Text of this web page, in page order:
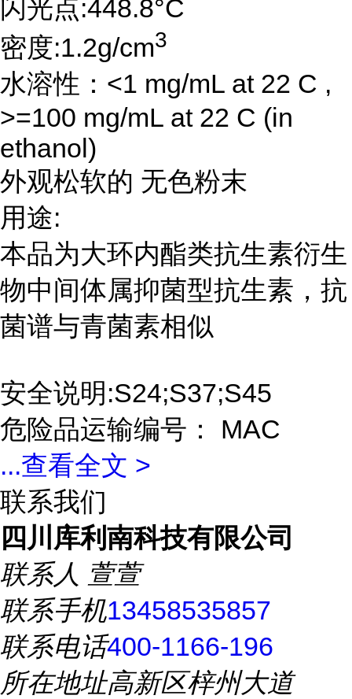
闪光点:448.8°C
密度:1.2g/cm3
水溶性：<1 mg/mL at 22 C ,
>=100 mg/mL at 22 C (in
ethanol)
外观松软的 无色粉末
用途:
本品为大环内酯类抗生素衍生
物中间体属抑菌型抗生素，抗
菌谱与青菌素相似
安全说明:S24;S37;S45
危险品运输编号： MAC
...查看全文 >
联系我们
四川库利南科技有限公司
联系人 萱萱
联系手机13458535857
联系电话400-1166-196
所在地址高新区梓州大道